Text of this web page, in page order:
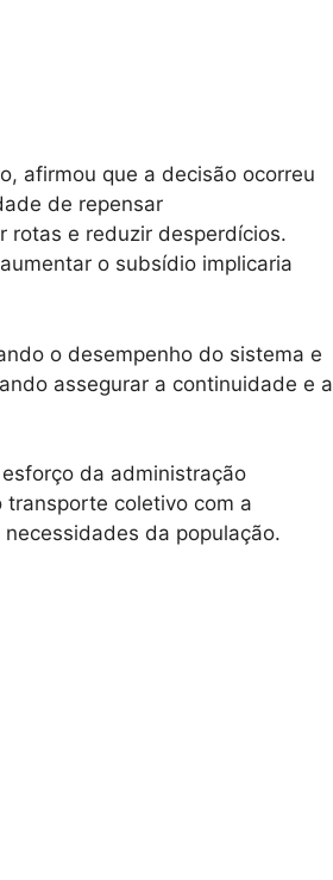
afirmou que a decisão ocorreu
de repensar
rotas e reduzir desperdícios.
o subsídio implicaria
o desempenho do sistema e
assegurar a continuidade e a
da administração
coletivo com a
da população.